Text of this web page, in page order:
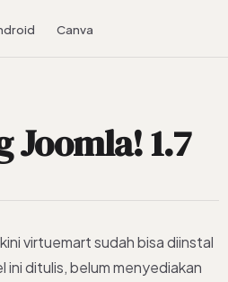
Canva
1.7
virtuemart sudah bisa diinstal
ditulis, belum menyediakan